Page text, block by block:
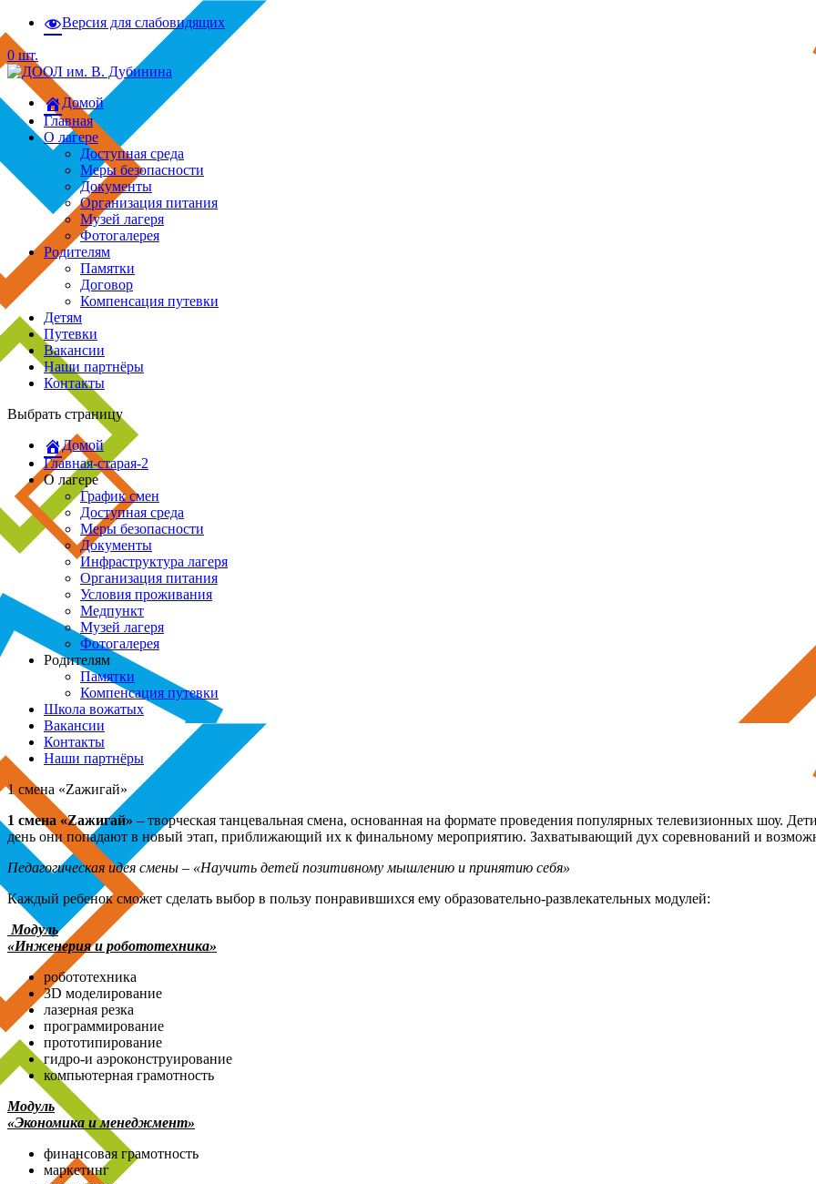
Версия для слабовидящих
0 шт.
Домой
Главная
О лагере
Доступная среда
Меры безопасности
Документы
Организация питания
Музей лагеря
Фотогалерея
Родителям
Памятки
Договор
Компенсация путевки
Детям
Путевки
Вакансии
Наши партнёры
Контакты
Выбрать страницу
Домой
Главная-старая-2
О лагере
График смен
Доступная среда
Меры безопасности
Документы
Инфраструктура лагеря
Организация питания
Условия проживания
Медпункт
Музей лагеря
Фотогалерея
Родителям
Памятки
Компенсация путевки
Школа вожатых
Вакансии
Контакты
Наши партнёры
1 смена «Zажигай»
1 смена «Zажигай» – творческая танцевальная смена, основанная на формате проведения популярных телевизионных шоу.
день они попадают в новый этап, приближающий их к финальному мероприятию. Захватывающий дух соревнований и
Педагогическая идея смены – «Научить детей позитивному мышлению и принятию себя»
Каждый ребенок сможет сделать выбор в пользу понравившихся ему образовательно-развлекательных модулей:
Модуль
«Инженерия и робототехника»
робототехника
3D моделирование
лазерная резка
программирование
прототипирование
гидро-и аэроконструирование
компьютерная грамотность
Модуль
«Экономика и менеджмент»
финансовая грамотность
маркетинг